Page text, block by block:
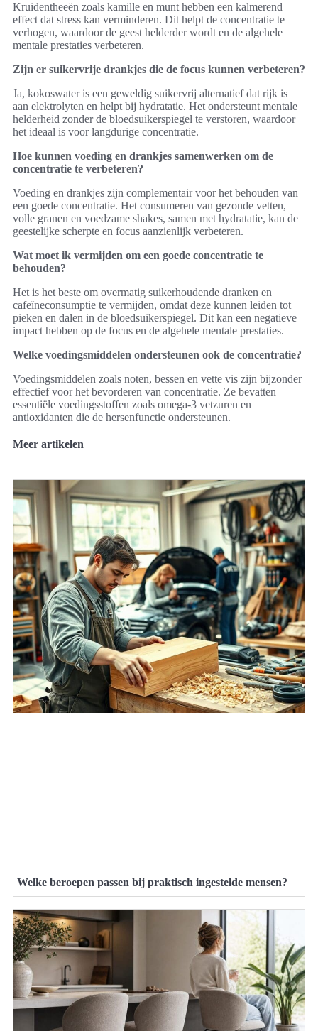
Kruidentheeën zoals kamille en munt hebben een kalmerend
effect dat stress kan verminderen. Dit helpt de concentratie te
verhogen, waardoor de geest helderder wordt en de algehele
mentale prestaties verbeteren.
Zijn er suikervrije drankjes die de focus kunnen verbeteren?
Ja, kokoswater is een geweldig suikervrij alternatief dat rijk is
aan elektrolyten en helpt bij hydratatie. Het ondersteunt mentale
helderheid zonder de bloedsuikerspiegel te verstoren, waardoor
het ideaal is voor langdurige concentratie.
Hoe kunnen voeding en drankjes samenwerken om de
concentratie te verbeteren?
Voeding en drankjes zijn complementair voor het behouden van
een goede concentratie. Het consumeren van gezonde vetten,
volle granen en voedzame shakes, samen met hydratatie, kan de
geestelijke scherpte en focus aanzienlijk verbeteren.
Wat moet ik vermijden om een goede concentratie te
behouden?
Het is het beste om overmatig suikerhoudende dranken en
cafeïneconsumptie te vermijden, omdat deze kunnen leiden tot
pieken en dalen in de bloedsuikerspiegel. Dit kan een negatieve
impact hebben op de focus en de algehele mentale prestaties.
Welke voedingsmiddelen ondersteunen ook de concentratie?
Voedingsmiddelen zoals noten, bessen en vette vis zijn bijzonder
effectief voor het bevorderen van concentratie. Ze bevatten
essentiële voedingsstoffen zoals omega-3 vetzuren en
antioxidanten die de hersenfunctie ondersteunen.
Meer artikelen
Welke beroepen passen bij praktisch ingestelde mensen?